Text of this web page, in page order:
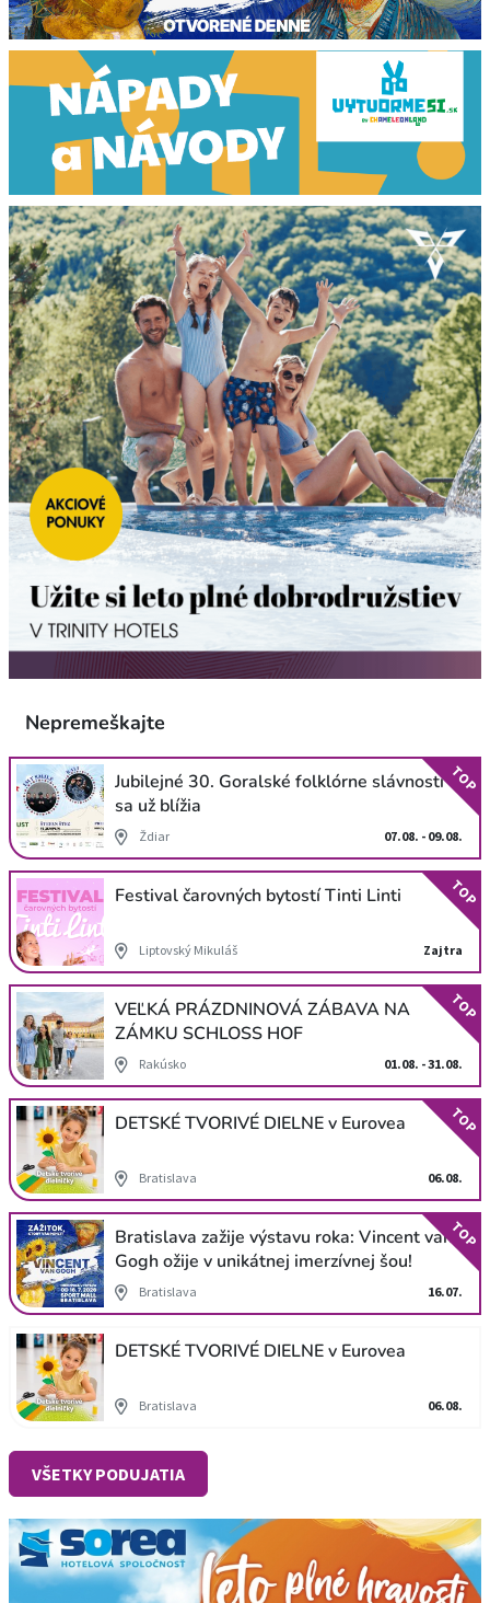
Nepremeškajte
Jubilejné 30. Goralské folklórne slávnosti
sa už blížia
Ždiar 07.08. - 09.08.
TOP
Festival čarovných bytostí Tinti Linti
Liptovský Mikuláš Zajtra
TOP
VEĽKÁ PRÁZDNINOVÁ ZÁBAVA NA
ZÁMKU SCHLOSS HOF
Rakúsko 01.08. - 31.08.
TOP
DETSKÉ TVORIVÉ DIELNE v Eurovea
Bratislava 06.08.
TOP
Bratislava zažije výstavu roka: Vincent van
Gogh ožije v unikátnej imerzívnej šou!
Bratislava 16.07.
TOP
DETSKÉ TVORIVÉ DIELNE v Eurovea
Bratislava 06.08.
VŠETKY PODUJATIA